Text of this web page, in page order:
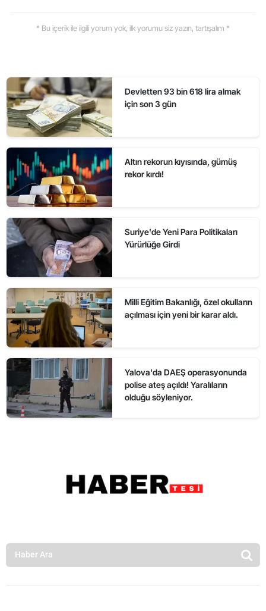
* Bu içerik ile ilgili yorum yok, ilk yorumu siz yazın, tartışalım *
Devletten 93 bin 618 lira almak
için son 3 gün
Altın rekorun kıyısında, gümüş
rekor kırdı!
Suriye'de Yeni Para Politikaları
Yürürlüğe Girdi
Milli Eğitim Bakanlığı, özel okulların
açılması için yeni bir karar aldı.
Yalova'da DAEŞ operasyonunda
polise ateş açıldı! Yaralıların
olduğu söyleniyor.